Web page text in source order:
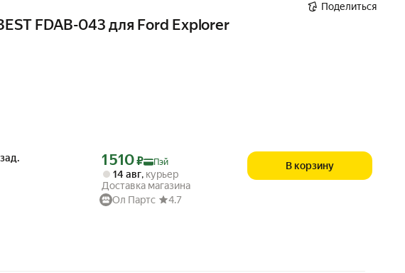
FDAB-043 для Ford Explorer
Поделиться
Цена с картой Яндекс Пэй 1510 ₽ вместо
1 510₽ Пэй
14 авг, курьер
Доставка магазина
Ол Партс
4.7
В корзину